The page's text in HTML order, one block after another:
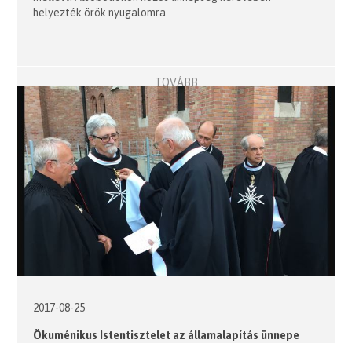
helyezték örök nyugalomra.
TOVÁBB
2017-08-25
Ökuménikus Istentisztelet az államalapítás ünnepe